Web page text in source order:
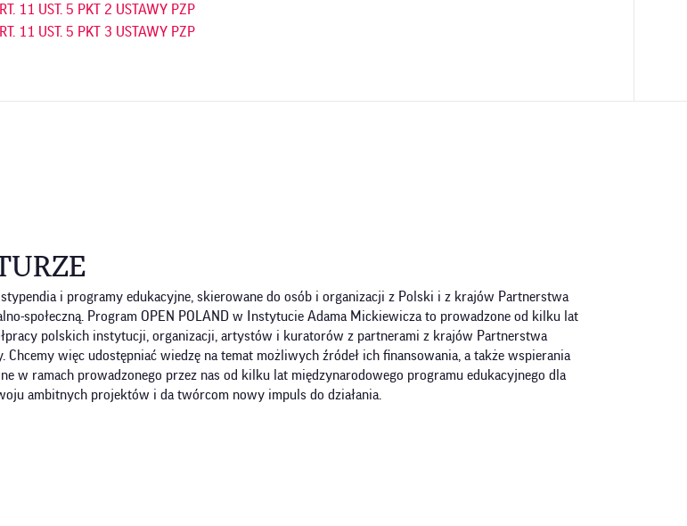
11 UST. 5 PKT 2 USTAWY PZP
11 UST. 5 PKT 3 USTAWY PZP
i programy edukacyjne, skierowane do osób i organizacji z Polski i z krajów Partnerstwa
społeczną. Program OPEN POLAND w Instytucie Adama Mickiewicza to prowadzone od kilku lat
polskich instytucji, organizacji, artystów i kuratorów z partnerami z krajów Partnerstwa
więc udostępniać wiedzę na temat możliwych źródeł ich finansowania, a także wspierania
w ramach prowadzonego przez nas od kilku lat międzynarodowego programu edukacyjnego dla
ambitnych projektów i da twórcom nowy impuls do działania.